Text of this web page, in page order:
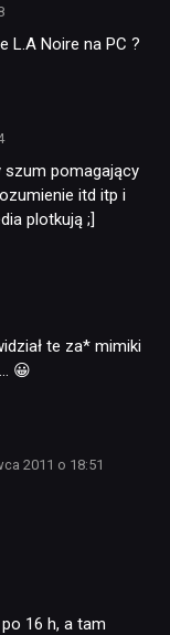
L.A Noire na PC ?
szum pomagający
itd itp i
plotkują ;]
te za* mimiki
😀
2011 o 18:51
16 h, a tam